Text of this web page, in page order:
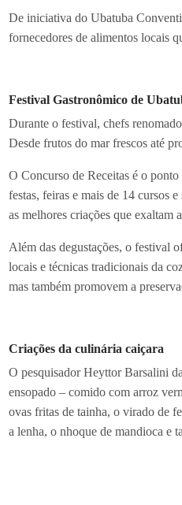
De iniciativa do Ubatuba
fornecedores de alimentos locais
Festival Gastronômico de
Durante o festival, chefs
Desde frutos do mar frescos até
O Concurso de Receitas é o
festas, feiras e mais de 14 cursos
as melhores criações que
Além das degustações, o festival
locais e técnicas tradicionais da
mas também promovem a
Criações da culinária caiçara
O pesquisador Heyttor Barsalini
ensopado – comido com arroz
ovas fritas de tainha, o virado de
a lenha, o nhoque de mandioca e